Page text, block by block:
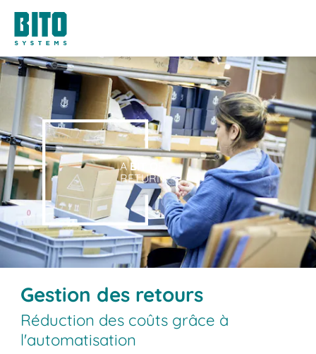
ABIT O F
RETURN.
Gestion des retours
Réduction des coûts grâce à
l'automatisation